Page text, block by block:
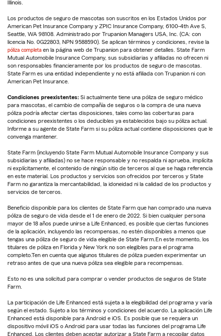
Illinois.
Los productos de seguro de mascotas son suscritos en los Estados Unidos por
American Pet Insurance Company y ZPIC Insurance Company, 6100-4th Ave S,
Seattle, WA 98108. Administrado por Trupanion Managers USA, Inc. (CA: con
licencia No. 0G22803, NPN 9588590). Se aplican términos y condiciones, revise la
póliza completa en la página web de Trupanion para obtener detalles. State Farm
Mutual Automobile Insurance Company, sus subsidiarias y afiliadas no ofrecen ni
son responsables financieramente por los productos de seguro de mascotas.
State Farm es una entidad independiente y no está afiliada con Trupanion ni con
American Pet Insurance.
Condiciones preexistentes: Si actualmente tiene una póliza de seguro médico
para mascotas, el cambio de compañía de seguros o la compra de una nueva
póliza podría afectar ciertas disposiciones, tales como las coberturas para
condiciones preexistentes o los deducibles ya establecidos bajo su póliza actual.
Informe a su agente de State Farm si su póliza actual contiene disposiciones que le
convenga mantener.
State Farm (incluyendo State Farm Mutual Automobile Insurance Company y sus
subsidiarias y afiliadas) no se hace responsable y no respalda ni aprueba, implícita
ni explícitamente, el contenido de ningún sitio de terceros al que se haga referencia
en este material. Los productos y servicios son ofrecidos por terceros y State
Farm no garantiza la mercantabilidad, la idoneidad ni la calidad de los productos y
servicios de terceros.
Beneficio disponible para los clientes de State Farm que han comprado una nueva
póliza de seguro de vida desde el 1 de enero de 2022. Si bien cualquier persona
mayor de 18 años puede unirse a Life Enhanced, es posible que ciertas funciones
de la aplicación, incluyendo las recompensas, no estén disponibles a menos que
tengas una póliza de seguro de vida elegible de State Farm.En este momento, los
titulares de póliza en Florida y New York no son elegibles para el programa
completo.Ten en cuenta que algunos titulares de póliza pueden experimentar un
retraso antes de que una nueva póliza sea elegible para recompensas.
Esto no es una solicitud para comprar o vender productos de seguros de State
Farm.
La participación de Life Enhanced está sujeta a la elegibilidad del programa y varía
según el estado. Sujeto a los términos y condiciones del acuerdo. La aplicación Life
Enhanced está disponible para Android e iOS. Es posible que se requiera un
dispositivo móvil iOS o Android para usar todas las funciones del programa Life
Enhanced. Los clientes deben aceptar autorizar a State Farm a recopilar datos